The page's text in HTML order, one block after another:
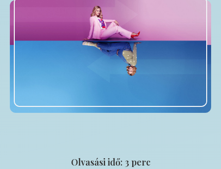
Olvasási idő: 3 perc